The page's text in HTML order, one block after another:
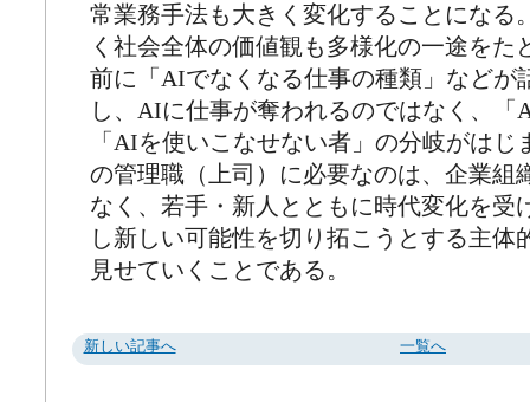
常業務手法も大きく変化することになる
く社会全体の価値観も多様化の一途をた
前に「AIでなくなる仕事の種類」などが
し、AIに仕事が奪われるのではなく、「
「AIを使いこなせない者」の分岐がは
の管理職（上司）に必要なのは、企業組
なく、若手・新人とともに時代変化を受
し新しい可能性を切り拓こうとする主体
見せていくことである。
新しい記事へ 一覧へ